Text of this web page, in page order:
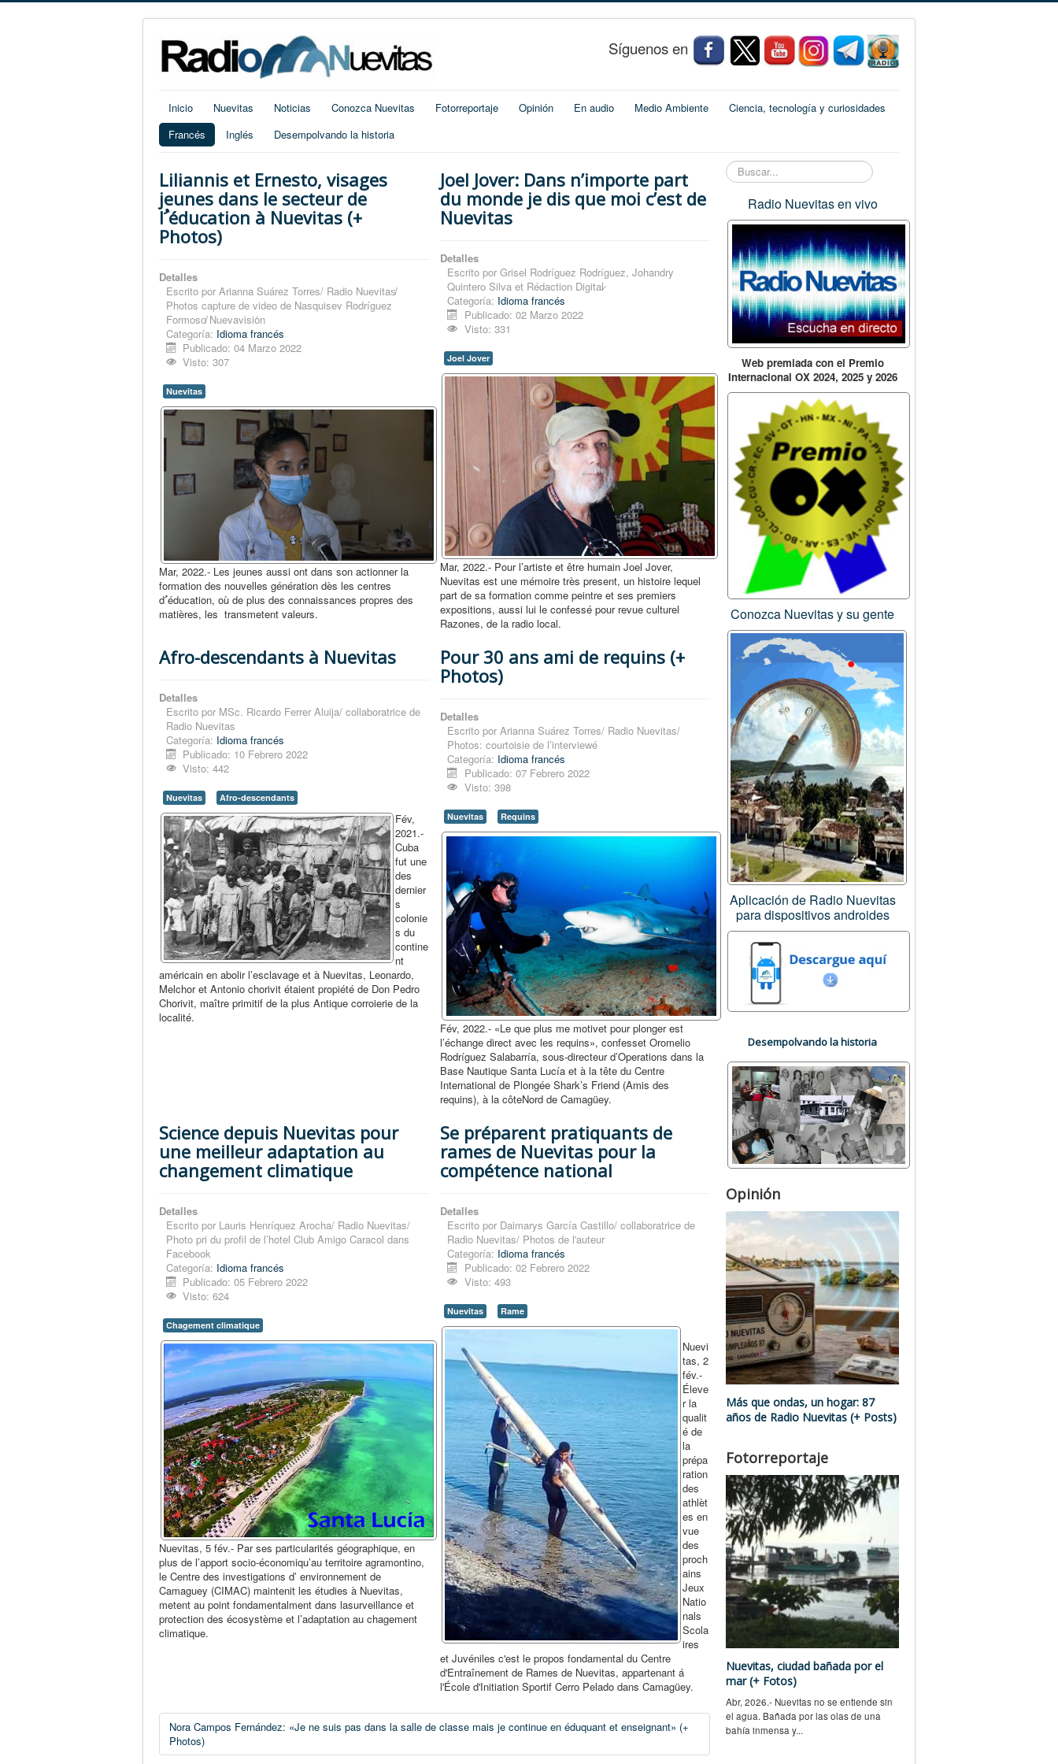
Síguenos en
Inicio Nuevitas Noticias Conozca Nuevitas Fotorreportaje Opinión En audio Medio Ambiente
Ciencia, tecnología y curiosidades
Francés
Inglés Desempolvando la historia
Liliannis et Ernesto, visages
jeunes dans le secteur de
lﹸéducation à Nuevitas (+
Photos)
Detalles
Escrito por Arianna Suárez Torres/ Radio Nuevitas̸
Photos capture de video de Nasquisev Rodríguez
Formoso̸ Nuevavisiȯn
Categoría: Idioma francés
Publicado: 04 Marzo 2022
Visto: 307
Nuevitas
Mar, 2022.- Les jeunes aussi ont dans son actionner la
formation des nouvelles génération dès les centres
dﹸéducation, où de plus des connaissances propres des
matières, les transmetent valeurs.
Joel Jover: Dans n’importe part
du monde je dis que moi c’est de
Nuevitas
Detalles
Escrito porGrisel Rodríguez Rodríguez, Johandry
Quintero Silva et Rédaction Digital̷
Categoría: Idioma francés
Publicado: 02 Marzo 2022
Visto: 331
Joel Jover
Mar, 2022.- Pour l’artiste et être humain Joel Jover,
Nuevitas est une mémoire très present, un histoire lequel
part de sa formation comme peintre et ses premiers
expositions, aussi lui le confessé pour revue culturel
Razones, de la radio local.
Afro-descendants à Nuevitas
Detalles
Escrito por MSc. Ricardo Ferrer Aluija/ collaboratrice de
Radio Nuevitas
Categoría: Idioma francés
Publicado: 10 Febrero 2022
Visto: 442
Nuevitas Afro-descendants
Fév,
2021.-
Cuba
fut une
des
dernier
s
colonie
s du
contine
nt
américain en abolir l’esclavage et à Nuevitas, Leonardo,
Melchor et Antonio chorivit étaient propiété de Don Pedro
Chorivit, maître primitif de la plus Antique corroierie de la
localité.
Pour 30 ans ami de requins (+
Photos)
Detalles
Escrito porArianna Suárez Torres/ Radio Nuevitas/
Photos: courtoisie de l’interviewé
Categoría: Idioma francés
Publicado: 07 Febrero 2022
Visto: 398
Nuevitas Requins
Fév, 2022.- «Le que plus me motivet pour plonger est
l’échange direct avec les requins», confesset Oromelio
Rodríguez Salabarría, sous-directeur d’Operations dans la
Base Nautique Santa Lucía et à la tête du Centre
International de Plongée Shark’s Friend (Amis des
requins), à la côteNord de Camagüey.
Science depuis Nuevitas pour
une meilleur adaptation au
changement climatique
Detalles
Escrito por Lauris Henríquez Arocha/ Radio Nuevitas/
Photo pri du profil de l’hotel Club Amigo Caracol dans
Facebook
Categoría: Idioma francés
Publicado: 05 Febrero 2022
Visto: 624
Chagement climatique
Nuevitas, 5 fév.- Par ses particularités géographique, en
plus de l’apport socio-économiqu’au territoire agramontino,
le Centre des investigations d’ environnement de
Camaguey (CIMAC) maintenit les étudies à Nuevitas,
metent au point fondamentalment dans lasurveillance et
protection des écosystème et l’adaptation au chagement
climatique.
Se préparent pratiquants de
rames de Nuevitas pour la
compétence national
Detalles
Escrito por Daimarys García Castillo/ collaboratrice de
Radio Nuevitas/ Photos de l'auteur
Categoría: Idioma francés
Publicado: 02 Febrero 2022
Visto: 493
Nuevitas Rame
Nuevi
tas, 2
fév.-
Éleve
r la
qualit
é de
la
prépa
ration
des
athlèt
es en
vue
des
proch
ains
Jeux
Natio
nals
Scola
ires
et Juvéniles c'est le propos fondamental du Centre
d'Entraînement de Rames de Nuevitas, appartenant á
l'École d'Initiation Sportif Cerro Pelado dans Camagüey.
Nora Campos Fernández: «Je ne suis pas dans la salle de classe mais je continue en éduquant et enseignant» (+
Photos)
Buscar...
Radio Nuevitas en vivo
Web premiada con el Premio
Internacional OX 2024, 2025 y 2026
Conozca Nuevitas y su gente
Aplicación de Radio Nuevitas
para dispositivos androides
Desempolvando la historia
Opinión
Más que ondas, un hogar: 87
años de Radio Nuevitas (+ Posts)
Fotorreportaje
Nuevitas, ciudad bañada por el
mar (+ Fotos)
Abr, 2026.- Nuevitas no se entiende sin
el agua. Bañada por las olas de una
bahía inmensa y...